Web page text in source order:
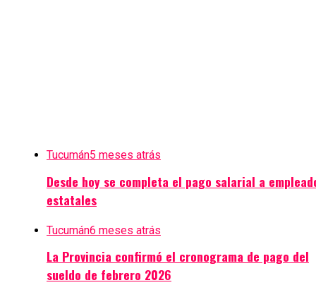
Tucumán5 meses atrás
Desde hoy se completa el pago salarial a
estatales
Tucumán6 meses atrás
La Provincia confirmó el cronograma de pago del
sueldo de febrero 2026